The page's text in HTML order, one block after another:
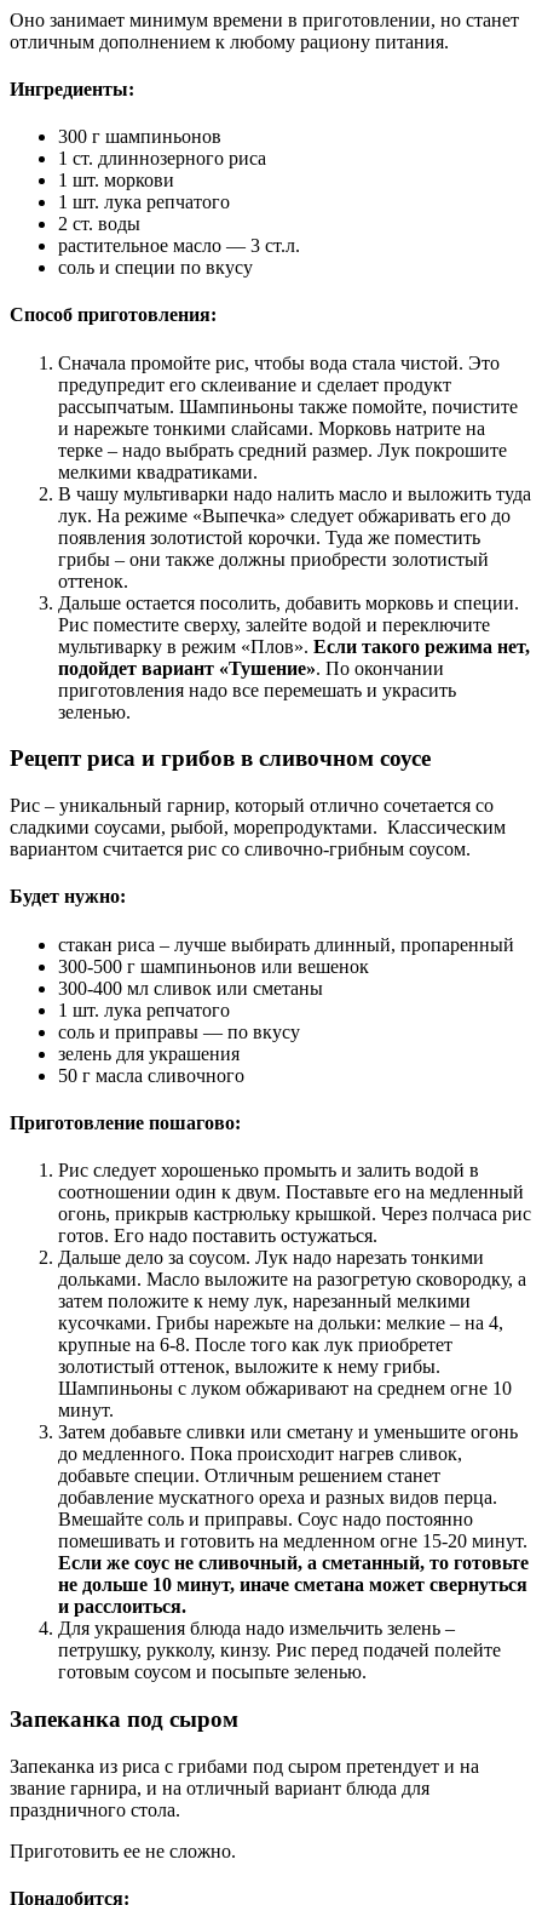
Оно занимает минимум времени в приготовлении, но станет
отличным дополнением к любому рациону питания.
Ингредиенты:
300 г шампиньонов
1 ст. длиннозерного риса
1 шт. моркови
1 шт. лука репчатого
2 ст. воды
растительное масло — 3 ст.л.
соль и специи по вкусу
Способ приготовления:
Сначала промойте рис, чтобы вода стала чистой. Это
предупредит его склеивание и сделает продукт
рассыпчатым. Шампиньоны также помойте, почистите
и нарежьте тонкими слайсами. Морковь натрите на
терке – надо выбрать средний размер. Лук покрошите
мелкими квадратиками.
В чашу мультиварки надо налить масло и выложить туда
лук. На режиме «Выпечка» следует обжаривать его до
появления золотистой корочки. Туда же поместить
грибы – они также должны приобрести золотистый
оттенок.
Дальше остается посолить, добавить морковь и специи.
Рис поместите сверху, залейте водой и переключите
мультиварку в режим «Плов». Если такого режима нет,
подойдет вариант «Тушение». По окончании
приготовления надо все перемешать и украсить
зеленью.
Рецепт риса и грибов в сливочном соусе
Рис – уникальный гарнир, который отлично сочетается со
сладкими соусами, рыбой, морепродуктами. Классическим
вариантом считается рис со сливочно-грибным соусом.
Будет нужно:
стакан риса – лучше выбирать длинный, пропаренный
300-500 г шампиньонов или вешенок
300-400 мл сливок или сметаны
1 шт. лука репчатого
соль и приправы — по вкусу
зелень для украшения
50 г масла сливочного
Приготовление пошагово:
Рис следует хорошенько промыть и залить водой в
соотношении один к двум. Поставьте его на медленный
огонь, прикрыв кастрюльку крышкой. Через полчаса рис
готов. Его надо поставить остужаться.
Дальше дело за соусом. Лук надо нарезать тонкими
дольками. Масло выложите на разогретую сковородку, а
затем положите к нему лук, нарезанный мелкими
кусочками. Грибы нарежьте на дольки: мелкие – на 4,
крупные на 6-8. После того как лук приобретет
золотистый оттенок, выложите к нему грибы.
Шампиньоны с луком обжаривают на среднем огне 10
минут.
Затем добавьте сливки или сметану и уменьшите огонь
до медленного. Пока происходит нагрев сливок,
добавьте специи. Отличным решением станет
добавление мускатного ореха и разных видов перца.
Вмешайте соль и приправы. Соус надо постоянно
помешивать и готовить на медленном огне 15-20 минут.
Если же соус не сливочный, а сметанный, то готовьте
не дольше 10 минут, иначе сметана может свернуться
и расслоиться.
Для украшения блюда надо измельчить зелень –
петрушку, рукколу, кинзу. Рис перед подачей полейте
готовым соусом и посыпьте зеленью.
Запеканка под сыром
Запеканка из риса с грибами под сыром претендует и на
звание гарнира, и на отличный вариант блюда для
праздничного стола.
Приготовить ее не сложно.
Понадобится: